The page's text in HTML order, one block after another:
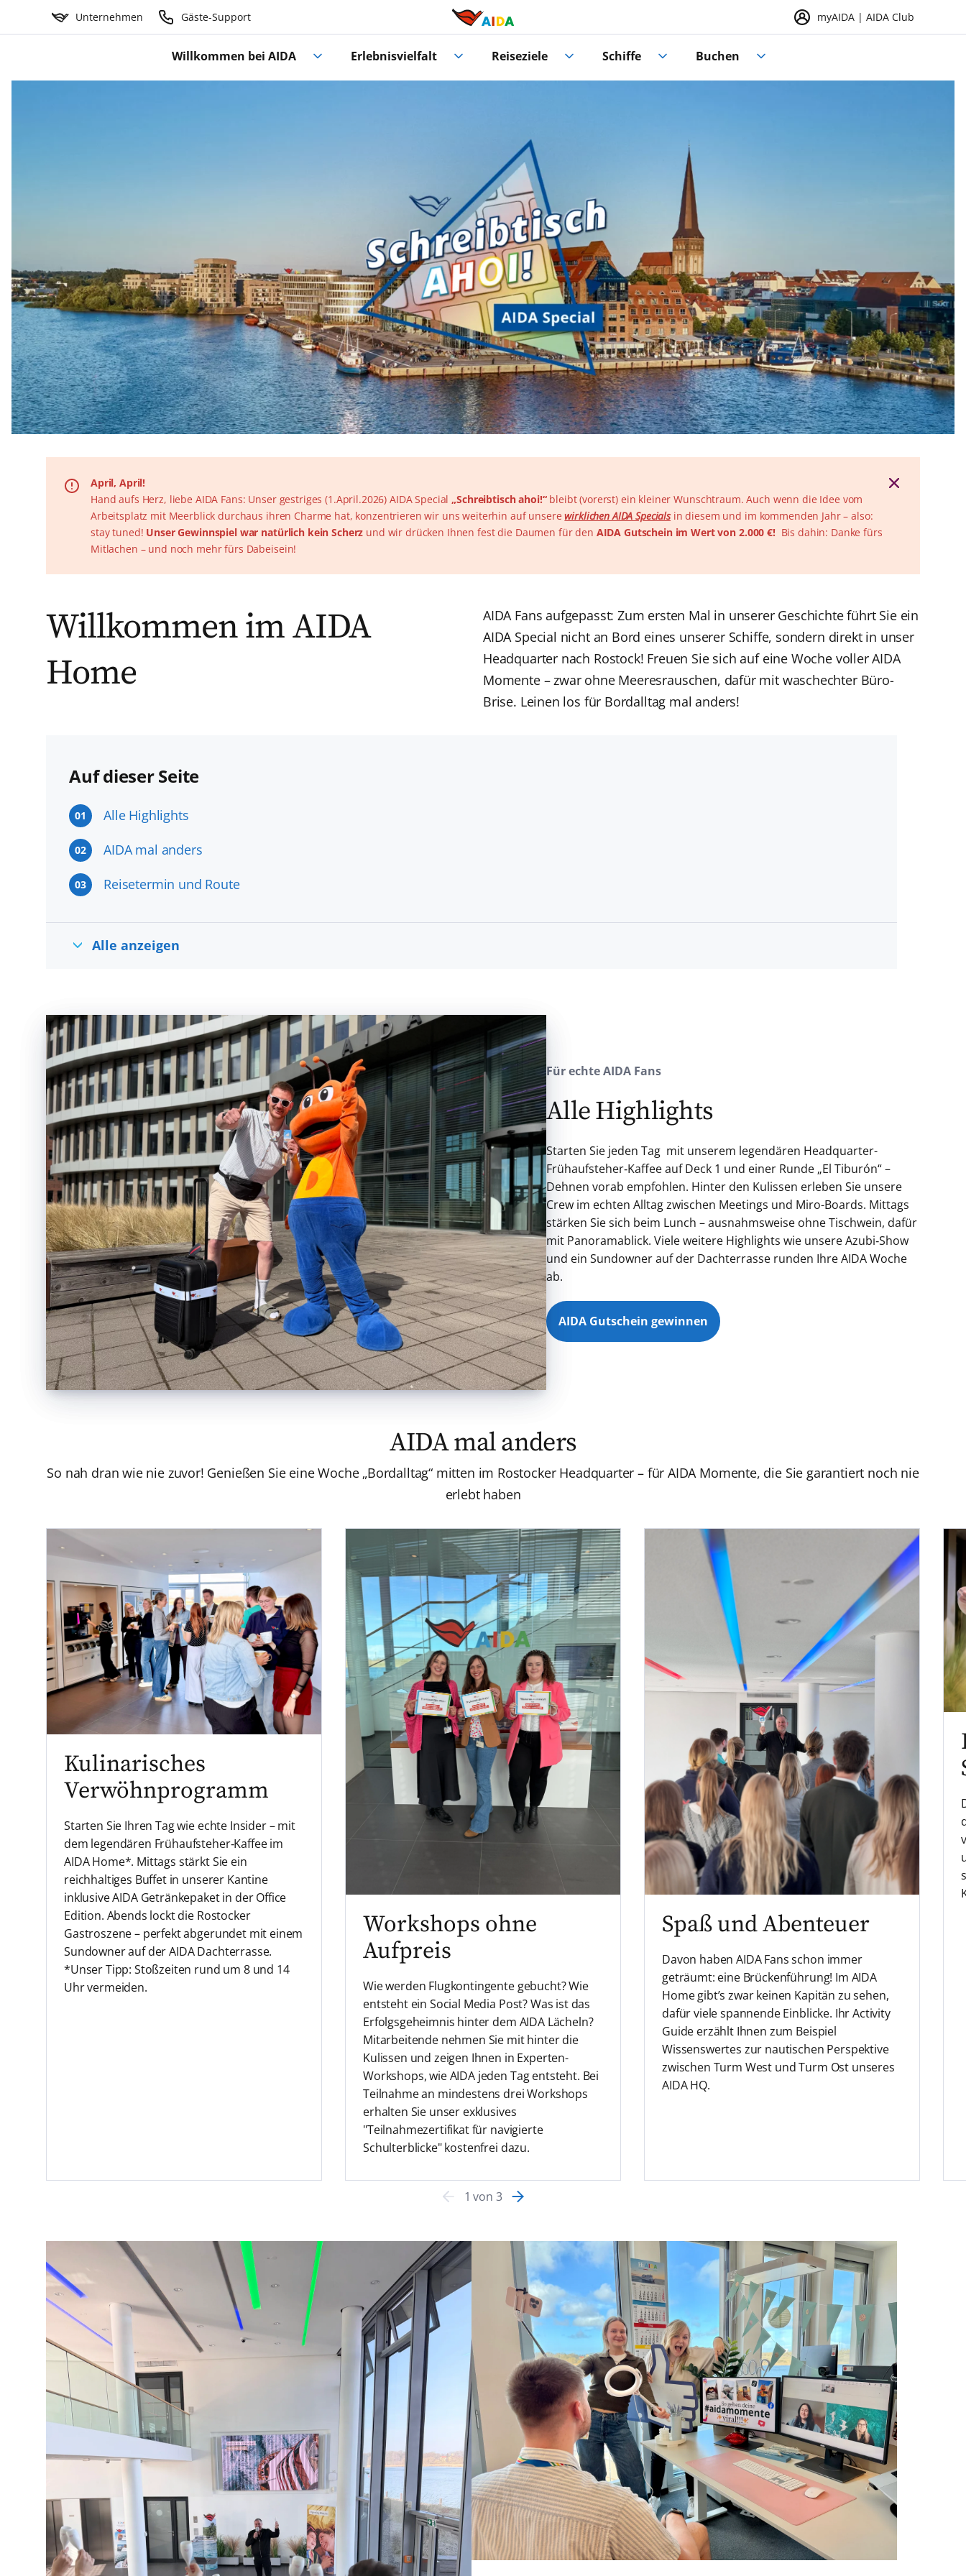
Unternehmen Gäste-Support myAIDA | AIDA Club
Willkommen bei AIDA Erlebnisvielfalt Reiseziele Schiffe Buchen
April, April!
Hand aufs Herz, liebe AIDA Fans: Unser gestriges (1.April.2026) AIDA Special„Schreibtisch ahoi!“bleibt (vorerst) ein kleiner Wunschtraum. Auch wenn die Idee vom
Arbeitsplatz mit Meerblick durchaus ihren Charme hat, konzentrieren wir uns weiterhin auf unserewirklichen AIDA Specialsin diesem und im kommenden Jahr – also:
stay tuned! Unser Gewinnspiel war natürlich kein Scherz und wir drücken Ihnen fest die Daumen für den AIDA Gutschein im Wert von 2.000 €! Bis dahin: Danke fürs
Mitlachen – und noch mehr fürs Dabeisein!
Willkommen im AIDA
Home
AIDA Fans aufgepasst: Zum ersten Mal in unserer Geschichte führt Sie ein
AIDA Special nicht an Bord eines unserer Schiffe, sondern direkt in unser
Headquarter nach Rostock! Freuen Sie sich auf eine Woche voller AIDA
Momente – zwar ohne Meeresrauschen, dafür mit waschechter Büro-
Brise. Leinen los für Bordalltag mal anders!
Auf dieser Seite
01 Alle Highlights
02 AIDA mal anders
03 Reisetermin und Route
Alle anzeigen
Für echte AIDA Fans
Alle Highlights
Starten Sie jeden Tag mit unserem legendären Headquarter-
Frühaufsteher‑Kaffee auf Deck 1 und einer Runde „El Tiburón“ –
Dehnen vorab empfohlen. Hinter den Kulissen erleben Sie unsere
Crew im echten Alltag zwischen Meetings und Miro-Boards. Mittags
stärken Sie sich beim Lunch – ausnahmsweise ohne Tischwein, dafür
mit Panoramablick. Viele weitere Highlights wie unsere Azubi‑Show
und ein Sundowner auf der Dachterrasse runden Ihre AIDA Woche
ab.
AIDA Gutschein gewinnen
AIDA mal anders
So nah dran wie nie zuvor! Genießen Sie eine Woche „Bordalltag“ mitten im Rostocker Headquarter – für AIDA Momente, die Sie garantiert noch nie
erlebt haben
Kulinarisches
Verwöhnprogramm
Starten Sie Ihren Tag wie echte Insider – mit
dem legendären Frühaufsteher‑Kaffee im
AIDA Home*. Mittags stärkt Sie ein
reichhaltiges Buffet in unserer Kantine
inklusive AIDA Getränkepaket in der Office
Edition. Abends lockt die Rostocker
Gastroszene – perfekt abgerundet mit einem
Sundowner auf der AIDA Dachterrasse.
*Unser Tipp: Stoßzeiten rund um 8 und 14
Uhr vermeiden.
Workshops ohne
Aufpreis
Wie werden Flugkontingente gebucht? Wie
entsteht ein Social Media Post? Was ist das
Erfolgsgeheimnis hinter dem AIDA Lächeln?
Mitarbeitende nehmen Sie mit hinter die
Kulissen und zeigen Ihnen in Experten-
Workshops, wie AIDA jeden Tag entsteht. Bei
Teilnahme an mindestens drei Workshops
erhalten Sie unser exklusives
"Teilnahmezertifikat für navigierte
Schulterblicke" kostenfrei dazu.
Spaß und Abenteuer
Davon haben AIDA Fans schon immer
geträumt: eine Brückenführung! Im AIDA
Home gibt’s zwar keinen Kapitän zu sehen,
dafür viele spannende Einblicke. Ihr Activity
Guide erzählt Ihnen zum Beispiel
Wissenswertes zur nautischen Perspektive
zwischen Turm West und Turm Ost unseres
AIDA HQ.
1 von 3